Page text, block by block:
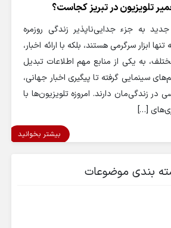
تلویزیون در تبریز کجاست؟
به جزء جدایی‌ناپذیر زندگی روزمره
ابزار سرگرمی هستند، بلکه با ارائه اخبار،
به یکی از منابع مهم اطلاعات تبدیل
سینمایی گرفته تا پیگیری اخبار جهانی،
در زندگی‌مان دارند. امروزه تلویزیون‌ها با
[…]
بیشتر بخوانید
بندی موضوعات